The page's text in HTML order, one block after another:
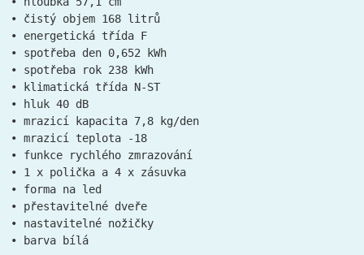
• čistý objem 168 litrů
• energetická třída F
• spotřeba den 0,652 kWh
• spotřeba rok 238 kWh
• klimatická třída N-ST
• hluk 40 dB
• mrazicí kapacita 7,8 kg/den
• mrazicí teplota -18
• funkce rychlého zmrazování
• 1 x polička a 4 x zásuvka
• forma na led
• přestavitelné dveře
• nastavitelné nožičky
• barva bílá